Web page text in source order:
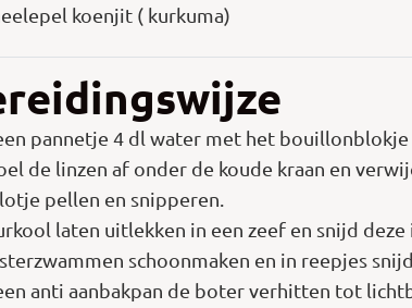
koenjit ( kurkuma)
pannetje 4 dl water met het bouillonblokje
de linzen af onder de koude kraan en
pellen en snipperen.
laten uitlekken in een zeef en snijd deze
schoonmaken en in reepjes
anti aanbakpan de boter verhitten tot